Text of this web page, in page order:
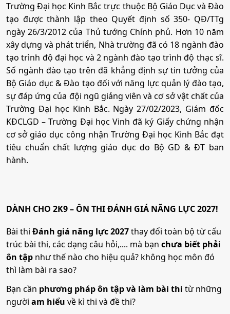
• Phương thức xét tuyển:Ưu Tiên ĐGTD BKThi Riêng ĐT
THPTHọc BạĐGNL HN
• Tổ hợp:A00; A01; B00; D07; D08; D90; Q00
7. Dược học
•Mã ngành:7720201
•
Chỉ tiêu:
• Phương thức xét tuyển:Ưu TiênĐGTD BKThi RiêngĐT
THPT
8. Quản trị dịch vụ du lịch và lữ hành
•Mã ngành: 7810103
• Chỉ tiêu:60
Bạ ĐGNL HN
Các giấy tờ ưu tiên, chứng nhận liên quan
(đối với phương thức 3)
Thời gian nhận hồ sơ
a) Thời gian nhận hồ sơ đăng ký xét tuyển:Theo quy
định của Bộ Giáo dục và Đào tạo
b) Xét tuyển đợt 1: Theo quy định của Bộ Giáo dục và
Đào tạo
c) Các đợt xét tuyển bổ sung: Đến hết ngày
20/12/2025
Chú ý: Nhà trường có thể điều chỉnh lịch xét tuyển các đợt
Trung tâm Tuyển sinh và Hợp tác doanh nghiệp Trường
thành phố Bắc Ninh, tỉnh Bắc Ninh
Hình thức nộp hồ sơ
Đăng ký trên cổng thông tin của Bộ Giáo dục và Đào
Thí sinh nộp hồ sơ đăng ký xét tuyển trực tiếp tại Trung
Trường Đại học Kinh Bắc trực thuộc Bộ Giáo Dục và Đào
tạo được thành lập theo Quyết định số 350- QĐ/TTg
ngày 26/3/2012 của Thủ tướng Chính phủ. Hơn 10 năm
xây dựng và phát triển, Nhà trường đã có 18 ngành đào
tạo trình độ đại học và 2 ngành đào tạo trình độ thạc sĩ.
Số ngành đào tạo trên đã khẳng định sự tin tưởng của
Bộ Giáo dục & Đào tạo đối với năng lực quản lý đào tạo,
sự đáp ứng của đội ngũ giảng viên và cơ sở vật chất của
Trường Đại học Kinh Bắc. Ngày 27/02/2023, Giám đốc
KĐCLGD – Trường Đại học Vinh đã ký Giấy chứng nhận
cơ sở giáo dục công nhận Trường Đại học Kinh Bắc đạt
tiêu chuẩn chất lượng giáo dục do Bộ GD & ĐT ban
hành.
DÀNH CHO 2K9 – ÔN THI ĐÁNH GIÁ NĂNG LỰC 2027!
Bài thi Đánh giá năng lực 2027thay đổi toàn bộ từ cấu
trúc bài thi, các dạng câu hỏi,.... mà bạn chưa biết phải
ôn tập như thế nào cho hiệu quả? không học môn đó
thì làm bài ra sao?
Bạn cần phương pháp ôn tập và làm bài thi từ những
người am hiểu về kì thi và đề thi?